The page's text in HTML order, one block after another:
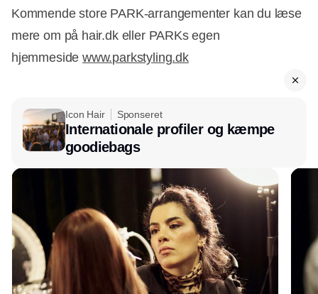
Kommende store PARK-arrangementer kan du læse
mere om på hair.dk eller PARKs egen
hjemmesidewww.parkstyling.dk
Icon Hair Sponseret
Internationale profiler og kæmpe
goodiebags